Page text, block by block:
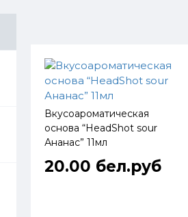
Вкусоароматическая
основа “HeadShot sour
Ананас” 11мл
20.00 бел.руб